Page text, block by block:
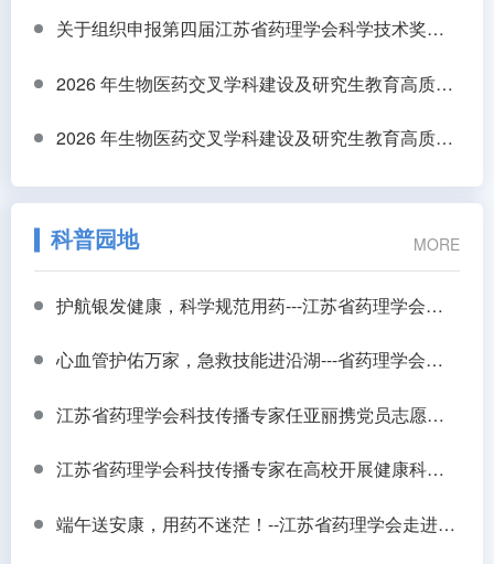
关于组织申报第四届江苏省药理学会科学技术奖的通知
2026 年生物医药交叉学科建设及研究生教育高质量发展研讨会
2026 年生物医药交叉学科建设及研究生教育高质量发展研讨会
科普园地 MORE
护航银发健康，科学规范用药---江苏省药理学会走进扬州开展老年康养规范用药专题培训
心血管护佑万家，急救技能进沿湖---省药理学会科普团队走进扬州沿湖村开展心血管预防科普与应急救护培训
江苏省药理学会科技传播专家任亚丽携党员志愿者“七一”主题党日活动走进长新社区
江苏省药理学会科技传播专家在高校开展健康科普讲座
端午送安康，用药不迷茫！--江苏省药理学会走进高邮杨桥村开展健康科普志愿服务